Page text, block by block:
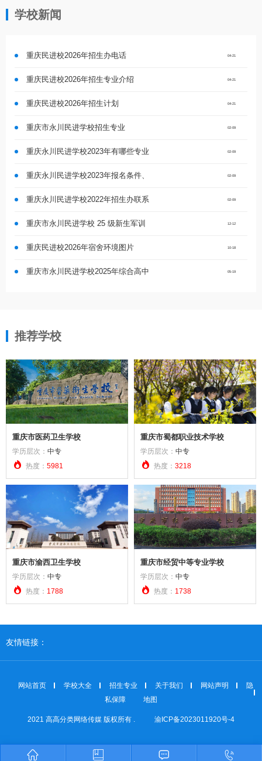
学校新闻
重庆民进校2026年招生办电话 04-21
重庆民进校2026年招生专业介绍 04-21
重庆民进校2026年招生计划 04-21
重庆市永川民进学校招生专业 02-09
重庆永川民进学校2023年有哪些专业 02-09
重庆永川民进学校2023年报名条件、 02-09
重庆永川民进学校2022年招生办联系 02-09
重庆市永川民进学校 25 级新生军训 12-12
重庆民进校2026年宿舍环境图片 10-18
重庆市永川民进学校2025年综合高中 05-19
推荐学校
重庆市医药卫生学校
学历层次： 中专
 热度： 5981
重庆市蜀都职业技术学校
学历层次： 中专
 热度： 3218
重庆市渝西卫生学校
学历层次： 中专
 热度： 1788
重庆市经贸中等专业学校
学历层次： 中专
 热度： 1738
友情链接：
网站首页 学校大全 招生专业 关于我们 网站声明
隐
私保障
地图
2021 高高分类网络传媒 版权所有 . 渝ICP备2023011920号-4
   